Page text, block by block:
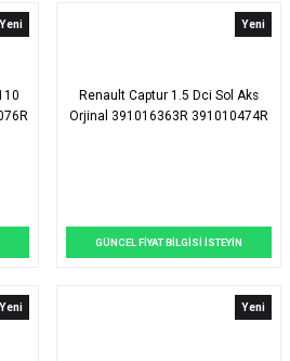
Yeni Yeni
Renault Captur 1.5 Dci Sol Aks
Orjinal 391016363R 391010474R
GÜNCEL FİYAT BİLGİSİ İSTEYİN
Yeni Yeni